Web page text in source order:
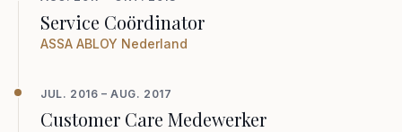
Service Coördinator
ASSA ABLOY Nederland
JUL. 2016 – AUG. 2017
Customer Care Medewerker